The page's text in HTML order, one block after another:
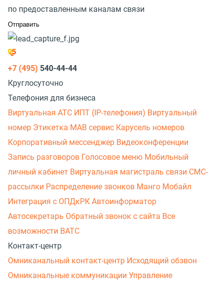
по предоставленным каналам связи
+7 (495) 540-44-44
Круглосуточно
Телефония для бизнеса
Виртуальная АТС ИПТ (IP-телефония) Виртуальный
номер Этикетка МАВ сервис Карусель номеров
Корпоративный мессенджер Видеоконференции
Запись разговоров Голосовое меню Мобильный
личный кабинет Виртуальная магистраль связи СМС-
рассылки Распределение звонков Манго Мобайл
Интеграция с ОПДкРК Автоинформатор
Автосекретарь Обратный звонок с сайта Все
возможности ВАТС
Контакт-центр
Омниканальный контакт-центр Исходящий обзвон
Омниканальные коммуникации Управление